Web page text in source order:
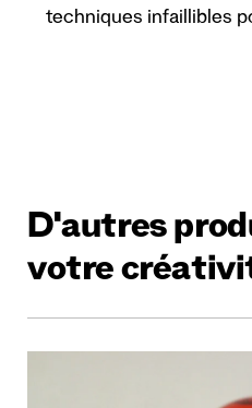
techniques infaillibles
D'autres
votre